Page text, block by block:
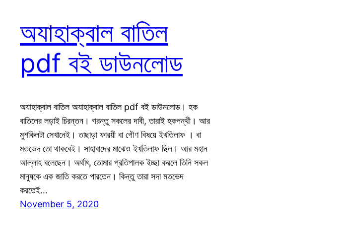
অযাহাক্বাল বাতিল
pdf বই ডাউনলোড
অযাহাক্বাল বাতিল অযাহাক্বাল বাতিল pdf বই ডাউনলোড। হক
বাতিলের লড়াই চিরন্তন। গরন্তু সকলের দাবী, তারাই হকপন্থী। আর
মুশকিলটা সেখানেই। তাছাড়া ফারয়ী বা গৌণ বিষয়ে ইখতিলাফ । বা
মতভেদ তো থাকবেই। সাহাবাদের মাঝেও ইখতিলাফ ছিল। আর মহান
আল্লাহ বলেছেন। অর্থাৎ, তোমার প্রতিপালক ইচ্ছা করলে তিনি সকল
মানুষকে এক জাতি করতে পারতেন। কিন্তু তারা সদা মতভেদ
করতেই…
November 5, 2020